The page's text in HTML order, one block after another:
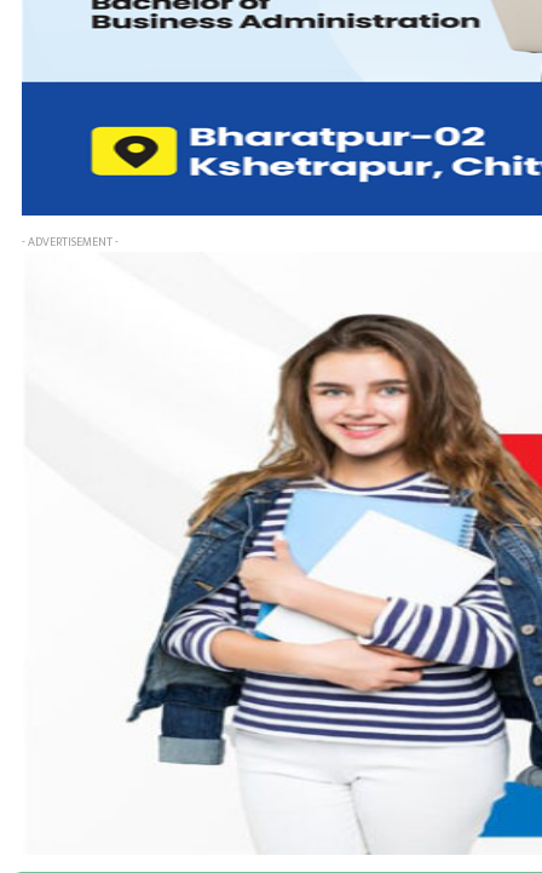
- ADVERTISEMENT -